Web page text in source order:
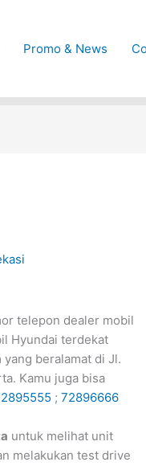
Promo & News
telepon dealer mobil
Hyundai terdekat
yang beralamat di Jl.
Kamu juga bisa
;72896666
untuk melihat unit
melakukan test drive